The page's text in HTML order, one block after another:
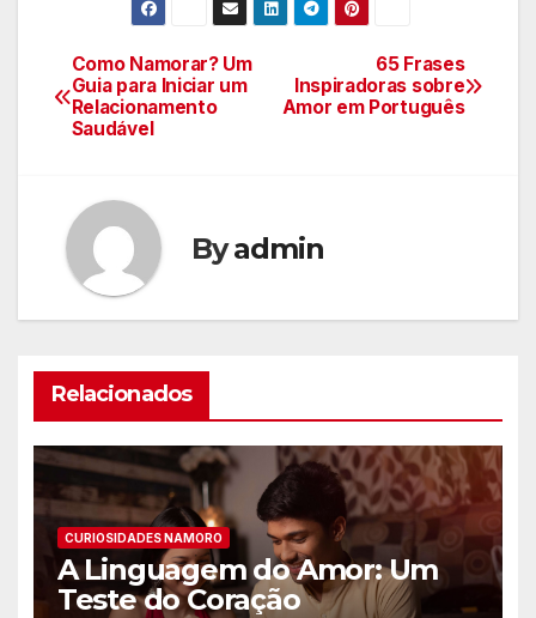
Navegação
de
65 Frases
Inspiradoras sobre
Amor em Português
Como Namorar? Um
Guia para Iniciar um
Relacionamento
Saudável
Byadmin
Relacionados
CURIOSIDADES NAMORO
A Linguagem do Amor: Um
Teste do Coração